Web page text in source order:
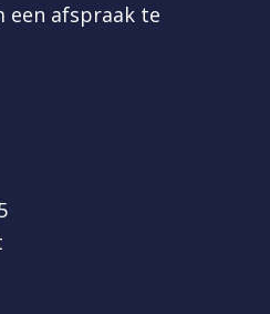
een afspraak te